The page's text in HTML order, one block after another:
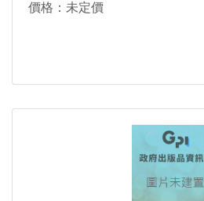
價格：未定價